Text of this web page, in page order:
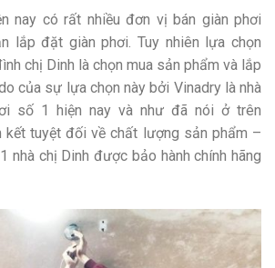
nay có rất nhiều đơn vị bán giàn phơi
lắp đặt giàn phơi. Tuy nhiên lựa chọn
chị Dinh là chọn mua sản phẩm và lắp
của sự lựa chọn này bởi Vinadry là nhà
số 1 hiện nay và như đã nói ở trên
kết tuyệt đối về chất lượng sản phẩm –
nhà chị Dinh được bảo hành chính hãng